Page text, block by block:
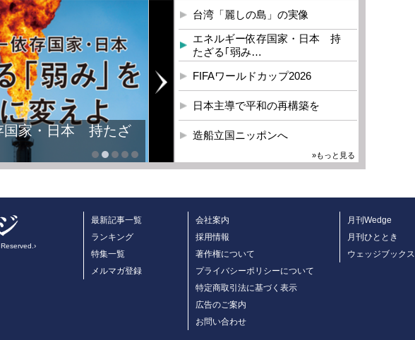
国家・日本 持たざ
台湾「麗しの島」の実像
エネルギー依存国家・日本 持
たざる｢弱み…
FIFAワールドカップ2026
日本主導で平和の再構築を
造船立国ニッポンへ
»もっと見る
最新記事一覧
ランキング
特集一覧
メルマガ登録
会社案内
採用情報
著作権について
プライバシーポリシーについて
特定商取引法に基づく表示
広告のご案内
お問い合わせ
月刊Wedge
月刊ひととき
ウェッジブックス